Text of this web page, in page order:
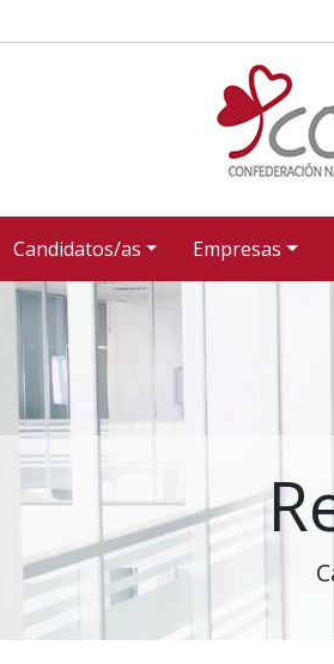
Candidatos/as Empresas